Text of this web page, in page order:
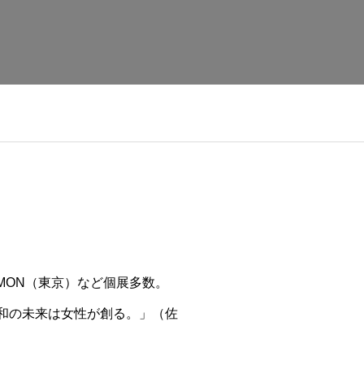
（東京）など個展多数。
の未来は女性が創る。」（佐